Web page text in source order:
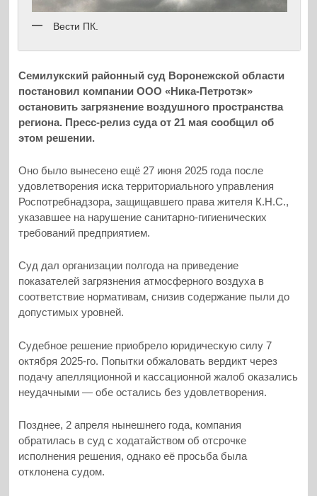
Вести ПК.
Семилукский районный суд Воронежской области
постановил компании ООО «Ника-Петротэк»
остановить загрязнение воздушного пространства
региона. Пресс-релиз суда от 21 мая сообщил об
этом решении.
Оно было вынесено ещё 27 июня 2025 года после
удовлетворения иска территориального управления
Роспотребнадзора, защищавшего права жителя К.Н.С.,
указавшее на нарушение санитарно-гигиенических
требований предприятием.
Суд дал организации полгода на приведение
показателей загрязнения атмосферного воздуха в
соответствие нормативам, снизив содержание пыли до
допустимых уровней.
Судебное решение приобрело юридическую силу 7
октября 2025-го. Попытки обжаловать вердикт через
подачу апелляционной и кассационной жалоб оказались
неудачными — обе остались без удовлетворения.
Позднее, 2 апреля нынешнего года, компания
обратилась в суд с ходатайством об отсрочке
исполнения решения, однако её просьба была
отклонена судом.